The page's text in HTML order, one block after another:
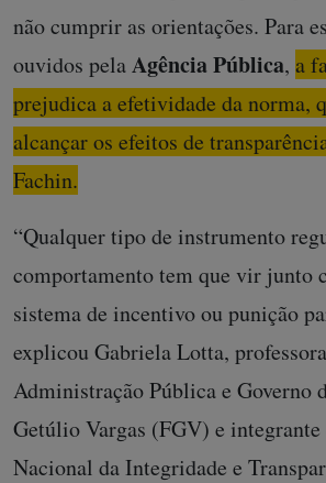
não cumprir as orientações. Para
ouvidos pelaAgência Pública, a
prejudica a efetividade da norma,
alcançar os efeitos de
Fachin.
“Qualquer tipo de instrumento
comportamento tem que vir junto
sistema de incentivo ou punição
explicou Gabriela Lotta,
Administração Pública e Governo
Getúlio Vargas (FGV) e
Nacional da Integridade e